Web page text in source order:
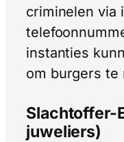
criminelen via
instanties
om burgers te
Slachtoffer-
juweliers)